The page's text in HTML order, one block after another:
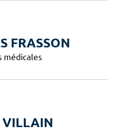
FRASSON
médicales